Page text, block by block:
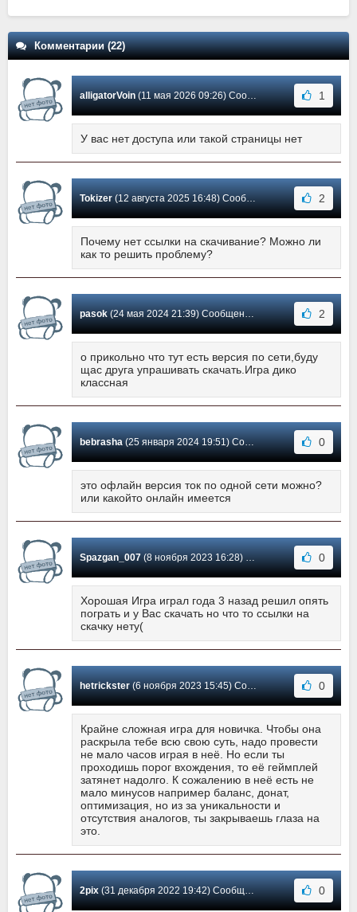
Комментарии (22)
alligatorVoin(11 мая 2026 09:26) Сообщение #20 1
У вас нет доступа или такой страницы нет
Tokizer(12 августа 2025 16:48) Сообщение #19 2
Почему нет ссылки на скачивание? Можно ли
как то решить проблему?
pasok(24 мая 2024 21:39) Сообщение #18 2
о прикольно что тут есть версия по сети,буду
щас друга упрашивать скачать.Игра дико
классная
bebrasha(25 января 2024 19:51) Сообщение #17 0
это офлайн версия ток по одной сети можно?
или какойто онлайн имеется
Spazgan_007(8 ноября 2023 16:28) Сообщение #16 0
Хорошая Игра играл года 3 назад решил опять
пограть и у Вас скачать но что то ссылки на
скачку нету(
hetrickster(6 ноября 2023 15:45) Сообщение #15 0
Крайне сложная игра для новичка. Чтобы она
раскрыла тебе всю свою суть, надо провести
не мало часов играя в неё. Но если ты
проходишь порог вхождения, то её геймплей
затянет надолго. К сожалению в неё есть не
мало минусов например баланс, донат,
оптимизация, но из за уникальности и
отсутствия аналогов, ты закрываешь глаза на
это.
2pix(31 декабря 2022 19:42) Сообщение #14 0